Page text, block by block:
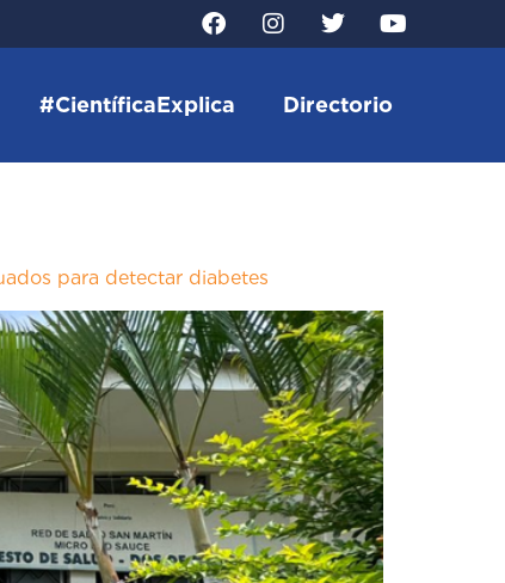
#CientíficaExplica Directorio
para detectar diabetes